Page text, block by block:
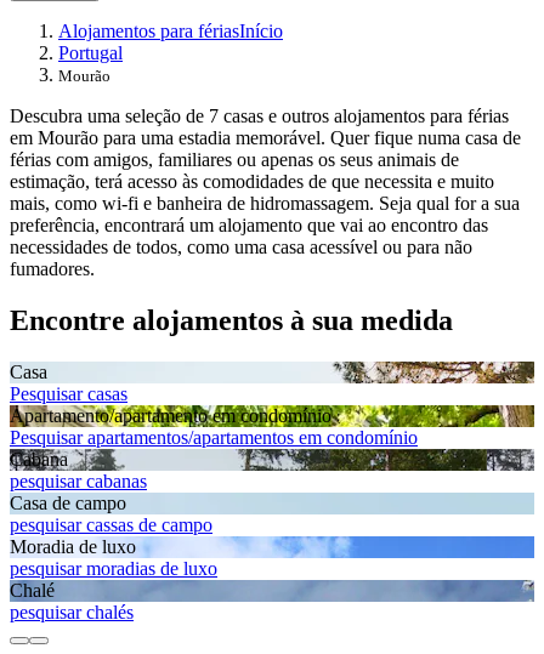
Alojamentos para fériasInício
Portugal
Mourão
Descubra uma seleção de 7 casas e outros alojamentos para férias
em Mourão para uma estadia memorável. Quer fique numa casa de
férias com amigos, familiares ou apenas os seus animais de
estimação, terá acesso às comodidades de que necessita e muito
mais, como wi-fi e banheira de hidromassagem. Seja qual for a sua
preferência, encontrará um alojamento que vai ao encontro das
necessidades de todos, como uma casa acessível ou para não
fumadores.
Encontre alojamentos à sua medida
Casa
Pesquisar casas
Apartamento/apartamento em condomínio
Pesquisar apartamentos/apartamentos em condomínio
Cabana
pesquisar cabanas
Casa de campo
pesquisar cassas de campo
Moradia de luxo
pesquisar moradias de luxo
Chalé
pesquisar chalés